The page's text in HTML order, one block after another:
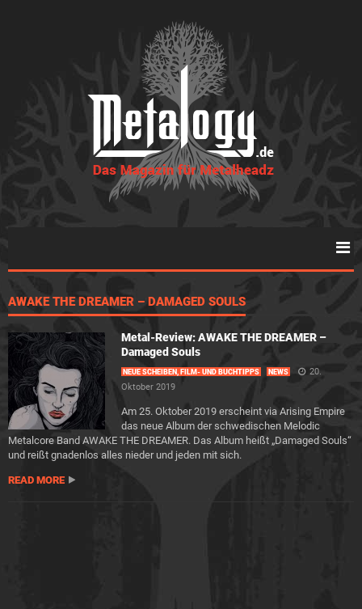
AWAKE THE DREAMER – DAMAGED SOULS
Metal-Review: AWAKE THE DREAMER –
Damaged Souls
NEUE SCHEIBEN, FILM- UND BUCHTIPPS NEWS
20.
Oktober 2019
Am 25. Oktober 2019 erscheint via Arising Empire
das neue Album der schwedischen Melodic
Metalcore Band AWAKE THE DREAMER. Das Album heißt „Damaged Souls“
und reißt gnadenlos alles nieder und jeden mit sich.
READ MORE